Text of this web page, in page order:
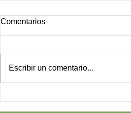
Comentarios
Escribir un comentario...